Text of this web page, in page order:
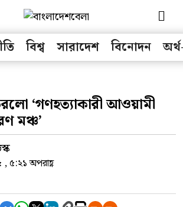
বিশ্ব সারাদেশ বিনোদন
‘গণহত্যাকারী আওয়ামী
মঞ্চ’
, ৫:২১ অপরাহ্ণ